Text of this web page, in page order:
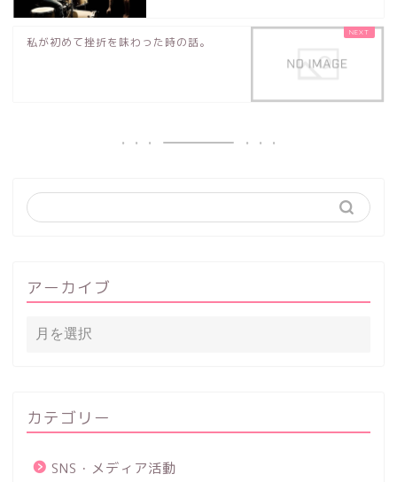
私が初めて挫折を味わった時の話。
アーカイブ
カテゴリー
SNS・メディア活動